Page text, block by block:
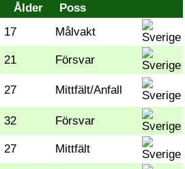
Ålder
Poss
17 Målvakt
21 Försvar
27 Mittfält/Anfall
32 Försvar
27 Mittfält